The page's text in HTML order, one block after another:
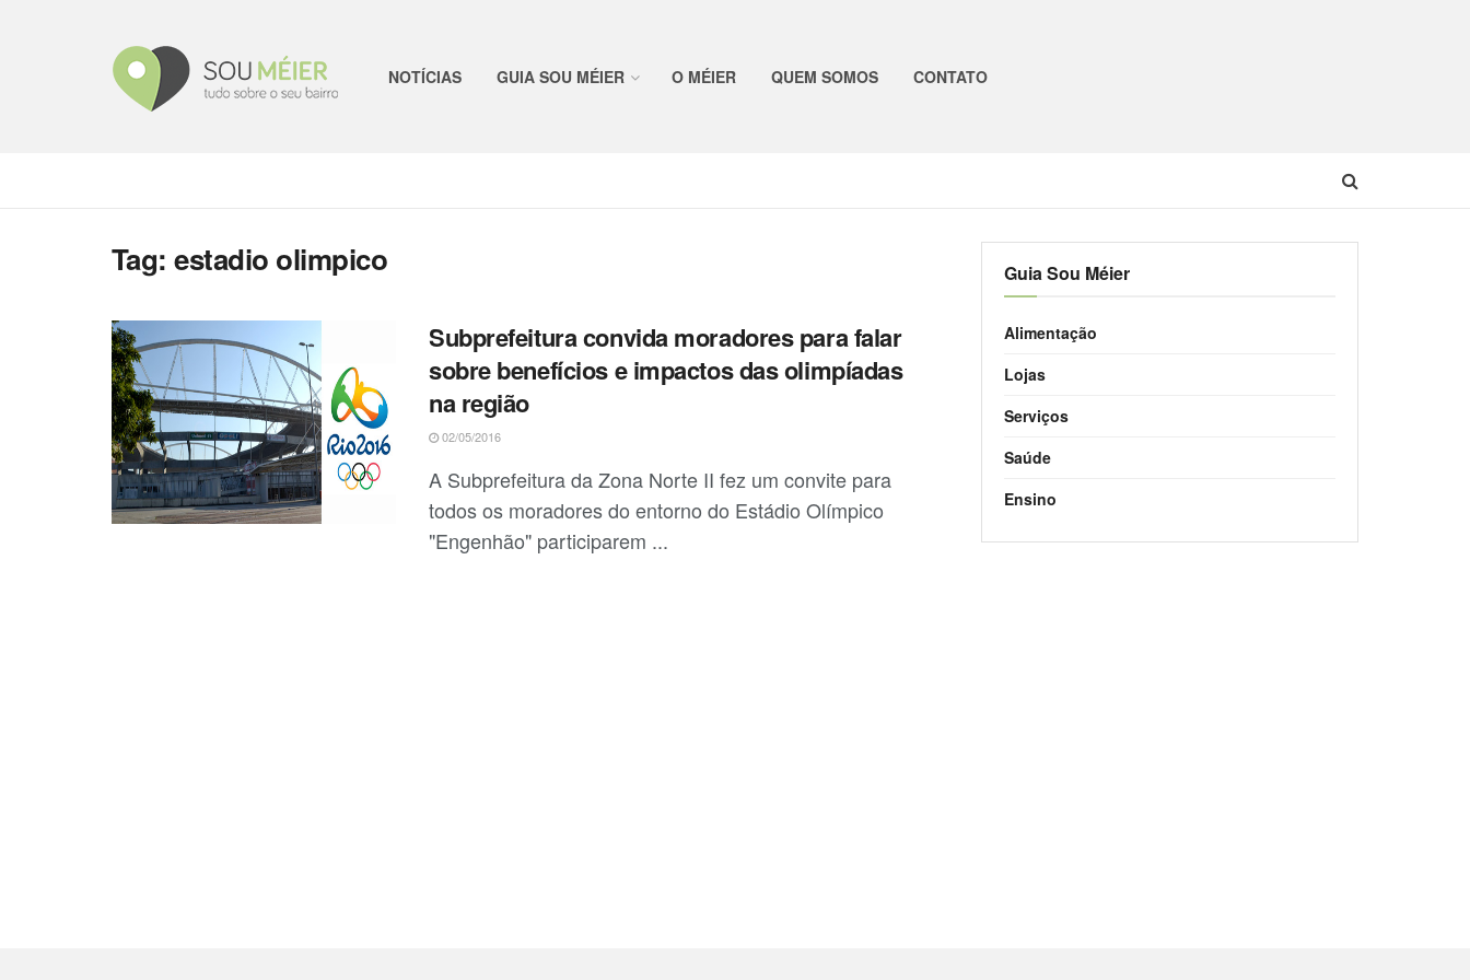
NOTÍCIAS GUIA SOU MÉIER O MÉIER QUEM SOMOS CONTATO
Tag:estadio olimpico
Subprefeitura convida moradores para falar
sobre benefícios e impactos das olimpíadas
na região
02/05/2016
A Subprefeitura da Zona Norte II fez um convite para
todos os moradores do entorno do Estádio Olímpico
"Engenhão" participarem ...
Guia Sou Méier
Alimentação
Lojas
Serviços
Saúde
Ensino